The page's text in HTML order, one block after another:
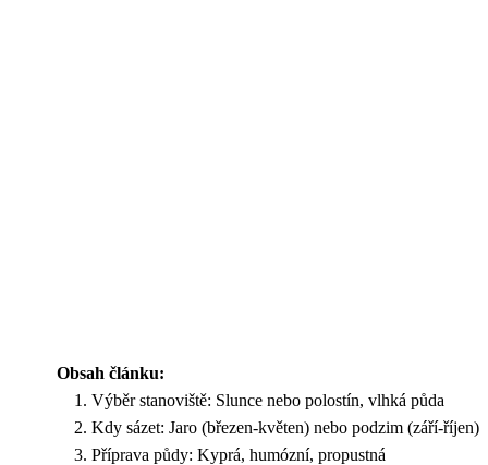
Obsah článku:
Výběr stanoviště: Slunce nebo polostín, vlhká půda
Kdy sázet: Jaro (březen-květen) nebo podzim (září-říjen)
Příprava půdy: Kyprá, humózní, propustná